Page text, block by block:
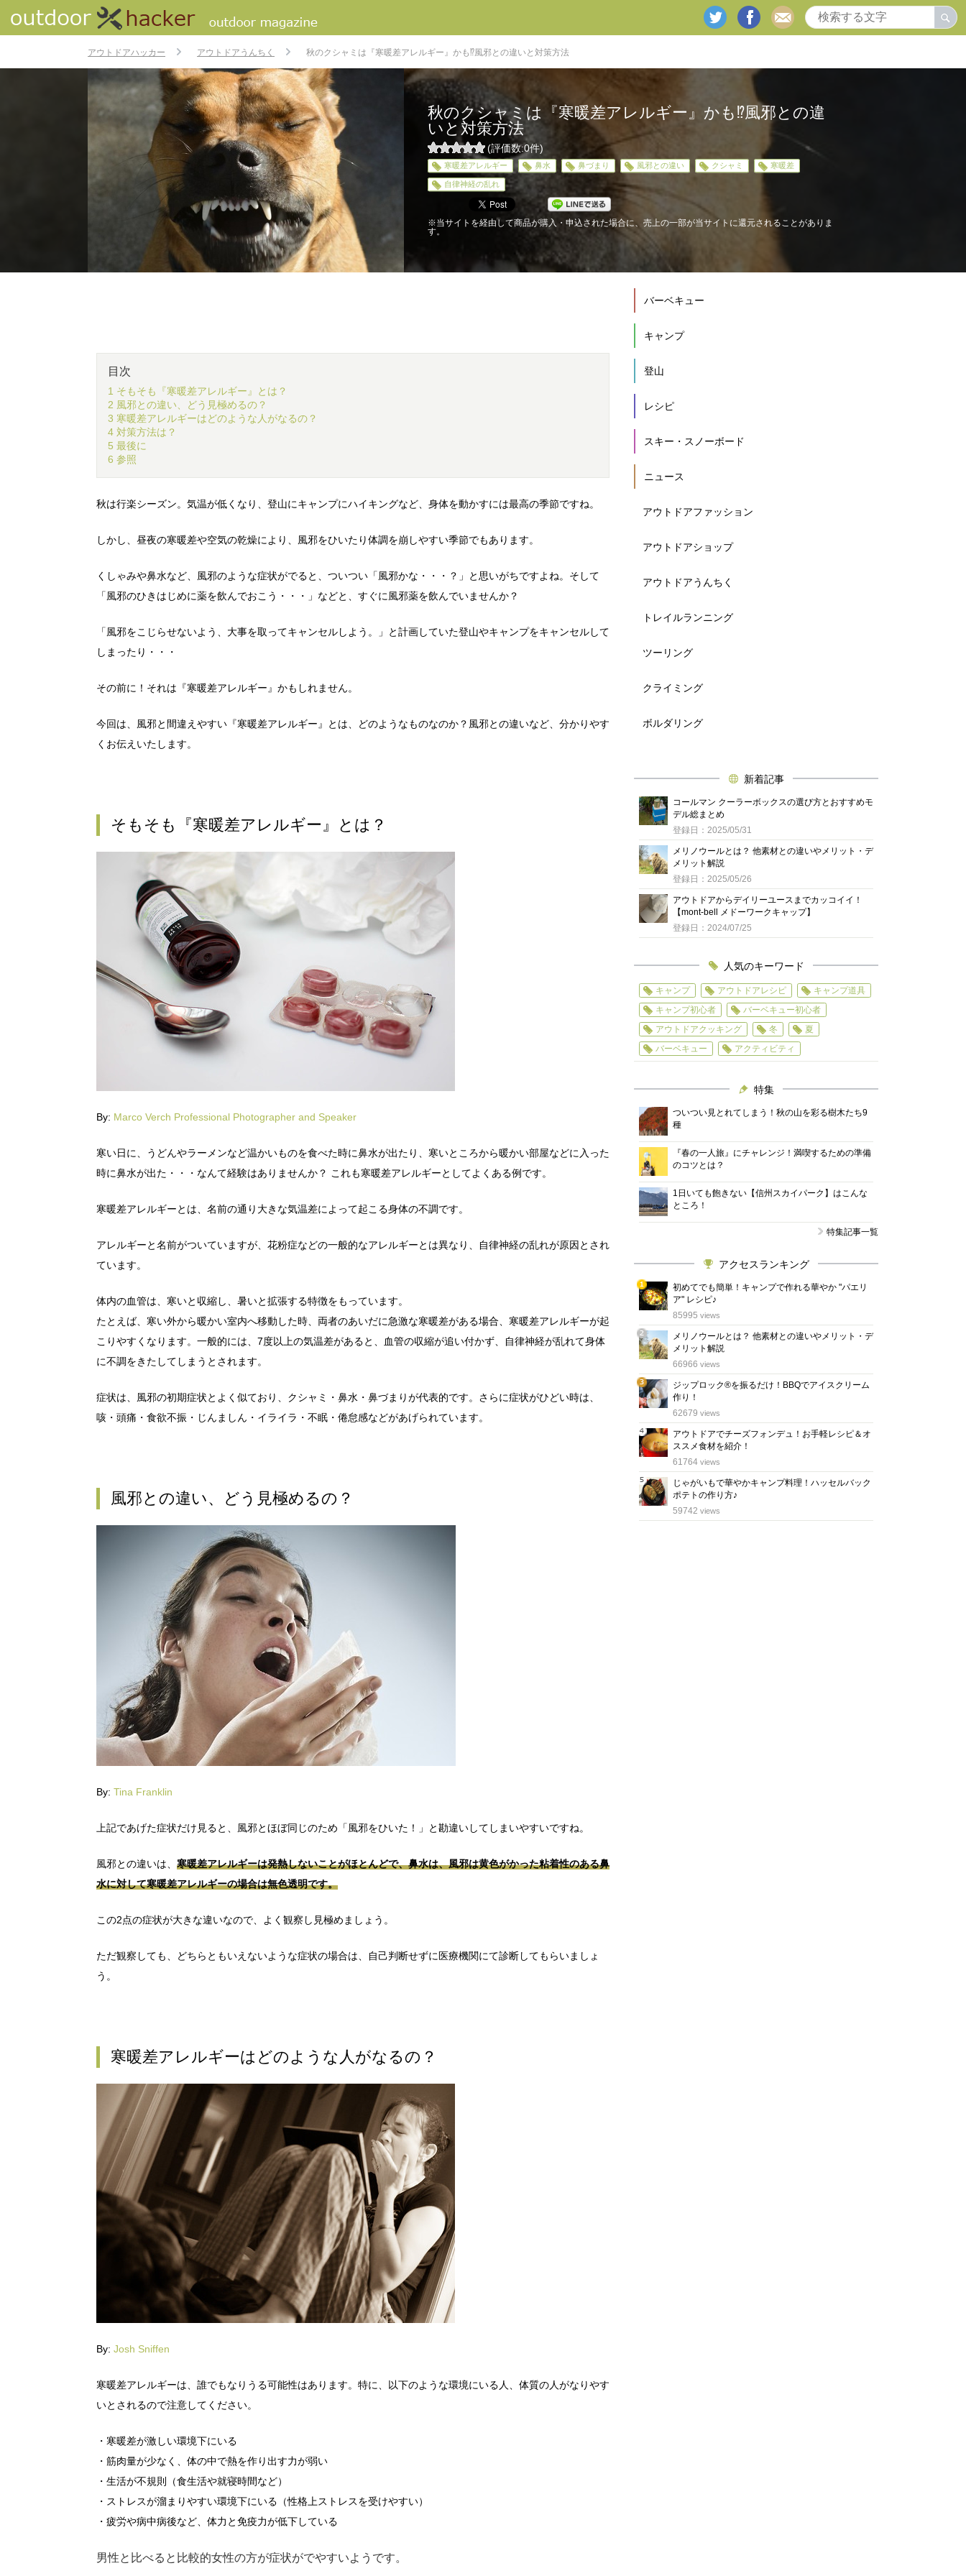
アウトドアハッカー アウトドアうんちく 秋のクシャミは『寒暖差アレルギー』かも⁉︎風邪との違いと対策方法
秋のクシャミは『寒暖差アレルギー』かも⁉︎風邪との違
いと対策方法
0
5
(評価数:0件)
寒暖差アレルギー 鼻水 鼻づまり 風邪との違い クシャミ 寒暖差
自律神経の乱れ
※当サイトを経由して商品が購入・申込された場合に、売上の一部が当サイトに還元されることがありま
す。
目次
1 そもそも『寒暖差アレルギー』とは？
2 風邪との違い、どう見極めるの？
3 寒暖差アレルギーはどのような人がなるの？
4 対策方法は？
5 最後に
6 参照
秋は行楽シーズン。気温が低くなり、登山にキャンプにハイキングなど、身体を動かすには最高の季節ですね。
しかし、昼夜の寒暖差や空気の乾燥により、風邪をひいたり体調を崩しやすい季節でもあります。
くしゃみや鼻水など、風邪のような症状がでると、ついつい「風邪かな・・・？」と思いがちですよね。そして
「風邪のひきはじめに薬を飲んでおこう・・・」などと、すぐに風邪薬を飲んでいませんか？
「風邪をこじらせないよう、大事を取ってキャンセルしよう。」と計画していた登山やキャンプをキャンセルして
しまったり・・・
その前に！それは『寒暖差アレルギー』かもしれません。
今回は、風邪と間違えやすい『寒暖差アレルギー』とは、どのようなものなのか？風邪との違いなど、分かりやす
くお伝えいたします。
そもそも『寒暖差アレルギー』とは？
By: Marco Verch Professional Photographer and Speaker
寒い日に、うどんやラーメンなど温かいものを食べた時に鼻水が出たり、寒いところから暖かい部屋などに入った
時に鼻水が出た・・・なんて経験はありませんか？ これも寒暖差アレルギーとしてよくある例です。
寒暖差アレルギーとは、名前の通り大きな気温差によって起こる身体の不調です。
アレルギーと名前がついていますが、花粉症などの一般的なアレルギーとは異なり、自律神経の乱れが原因とされ
ています。
体内の血管は、寒いと収縮し、暑いと拡張する特徴をもっています。
たとえば、寒い外から暖かい室内へ移動した時、両者のあいだに急激な寒暖差がある場合、寒暖差アレルギーが起
こりやすくなります。一般的には、7度以上の気温差があると、血管の収縮が追い付かず、自律神経が乱れて身体
に不調をきたしてしまうとされます。
症状は、風邪の初期症状とよく似ており、クシャミ・鼻水・鼻づまりが代表的です。さらに症状がひどい時は、
咳・頭痛・食欲不振・じんましん・イライラ・不眠・倦怠感などがあげられています。
風邪との違い、どう見極めるの？
By: Tina Franklin
上記であげた症状だけ見ると、風邪とほぼ同じのため「風邪をひいた！」と勘違いしてしまいやすいですね。
風邪との違いは、 寒暖差アレルギーは発熱しないことがほとんどで、鼻水は、風邪は黄色がかった粘着性のある鼻
水に対して寒暖差アレルギーの場合は無色透明です。
この2点の症状が大きな違いなので、よく観察し見極めましょう。
ただ観察しても、どちらともいえないような症状の場合は、自己判断せずに医療機関にて診断してもらいましょ
う。
寒暖差アレルギーはどのような人がなるの？
By: Josh Sniffen
寒暖差アレルギーは、誰でもなりうる可能性はあります。特に、以下のような環境にいる人、体質の人がなりやす
いとされるので注意してください。
・寒暖差が激しい環境下にいる
・筋肉量が少なく、体の中で熱を作り出す力が弱い
・生活が不規則（食生活や就寝時間など）
・ストレスが溜まりやすい環境下にいる（性格上ストレスを受けやすい）
・疲労や病中病後など、体力と免疫力が低下している
男性と比べると比較的女性の方が症状がでやすいようです。
バーベキュー
キャンプ
登山
レシピ
スキー・スノーボード
ニュース
アウトドアファッション
アウトドアショップ
アウトドアうんちく
トレイルランニング
ツーリング
クライミング
ボルダリング
新着記事
コールマン クーラーボックスの選び方とおすすめモ
デル総まとめ
登録日：2025/05/31
メリノウールとは？ 他素材との違いやメリット・デ
メリット解説
登録日：2025/05/26
アウトドアからデイリーユースまでカッコイイ！
【mont-bell メドーワークキャップ】
登録日：2024/07/25
人気のキーワード
キャンプ アウトドアレシピ
キャンプ道具
キャンプ初心者
バーベキュー初心者
アウトドアクッキング
冬
夏
バーベキュー
アクティビティ
特集
ついつい見とれてしまう！秋の山を彩る樹木たち9
種
『春の一人旅』にチャレンジ！満喫するための準備
のコツとは？
1日いても飽きない【信州スカイパーク】はこんな
ところ！
特集記事一覧
アクセスランキング
1
位
初めてでも簡単！キャンプで作れる華やか "パエリ
ア" レシピ♪
85995 views
2
位
メリノウールとは？ 他素材との違いやメリット・デ
メリット解説
66966 views
3
位
ジップロック®を振るだけ！BBQでアイスクリーム
作り！
62679 views
4
位
アウトドアでチーズフォンデュ！お手軽レシピ＆オ
ススメ食材を紹介！
61764 views
5
位
じゃがいもで華やかキャンプ料理！ハッセルバック
ポテトの作り方♪
59742 views